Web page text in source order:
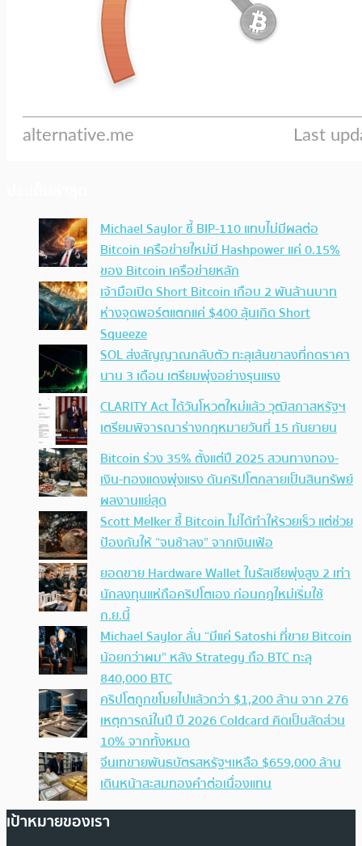
Michael Saylor ชี้ BIP-110 แทบไม่มีผลต่อ
Bitcoin เครือข่ายใหม่มี Hashpower แค่ 0.15%
ของ Bitcoin เครือข่ายหลัก
เจ้ามือเปิด Short Bitcoin เกือบ 2 พันล้านบาท
ห่างจุดพอร์ตแตกแค่ $400 ลุ้นเกิด Short
Squeeze
SOL ส่งสัญญาณกลับตัว ทะลุเส้นขาลงที่กดราคา
นาน 3 เดือน เตรียมพุ่งอย่างรุนแรง
CLARITY Act ได้วันโหวตใหม่แล้ว วุฒิสภาสหรัฐฯ
เตรียมพิจารณาร่างกฎหมายวันที่ 15 กันยายน
Bitcoin ร่วง 35% ตั้งแต่ปี 2025 สวนทางทอง-
เงิน-ทองแดงพุ่งแรง ดันคริปโตกลายเป็นสินทรัพย์
ผลงานแย่สุด
Scott Melker ชี้ Bitcoin ไม่ได้ทำให้รวยเร็ว แต่ช่วย
ป้องกันให้ “จนช้าลง” จากเงินเฟ้อ
ยอดขาย Hardware Wallet ในรัสเซียพุ่งสูง 2 เท่า
นักลงทุนแห่ถือคริปโตเอง ก่อนกฎใหม่เริ่มใช้
ก.ย.นี้
Michael Saylor ลั่น “มีแค่ Satoshi ที่ขาย Bitcoin
น้อยกว่าผม” หลัง Strategy ถือ BTC ทะลุ
840,000 BTC
คริปโตถูกขโมยไปแล้วกว่า $1,200 ล้าน จาก 276
เหตุการณ์ในปี ปี 2026 Coldcard คิดเป็นสัดส่วน
10% จากทั้งหมด
จีนเทขายพันธบัตรสหรัฐฯเหลือ $659,000 ล้าน
เดินหน้าสะสมทองคำต่อเนื่องแทน
เป้าหมายของเรา